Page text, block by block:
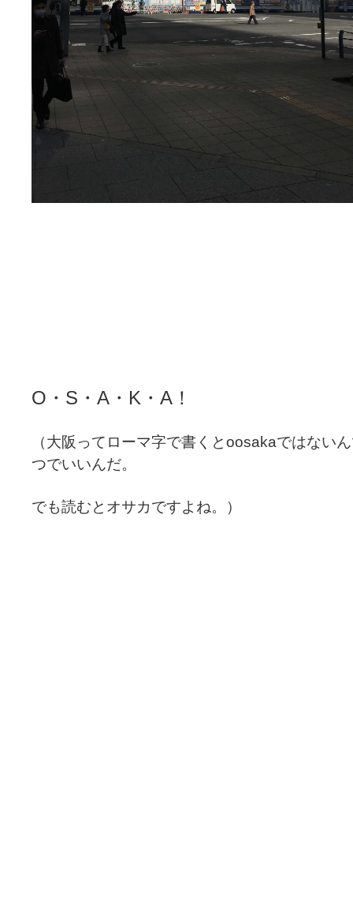
O・S・A・K・A！
（大阪ってローマ字で書くとoosakaではない
つでいいんだ。
でも読むとオサカですよね。）